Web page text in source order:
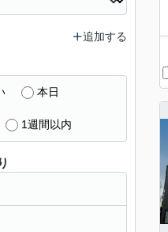
追加する
本日
1週間以内